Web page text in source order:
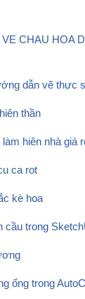
CHAU HOA
dẫn vẽ thực
thần
hiên nhà giá
ca rot
kè hoa
cầu trong
ống trong